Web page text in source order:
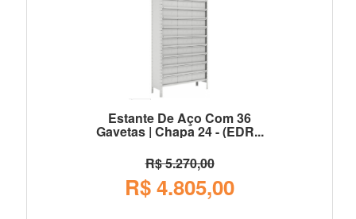
Estante De Aço Com 36
Gavetas | Chapa 24 - (EDR...
R$ 5.270,00
R$ 4.805,00